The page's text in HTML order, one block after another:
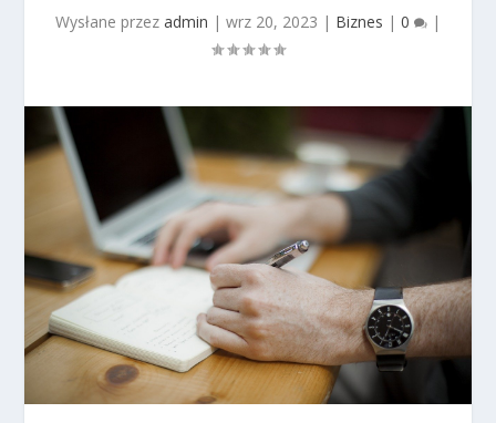
Wysłane przez admin | wrz 20, 2023 | Biznes | 0 |